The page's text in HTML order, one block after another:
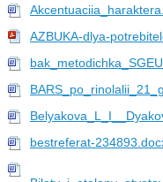
AZBUKA-dlya-
bestreferat-